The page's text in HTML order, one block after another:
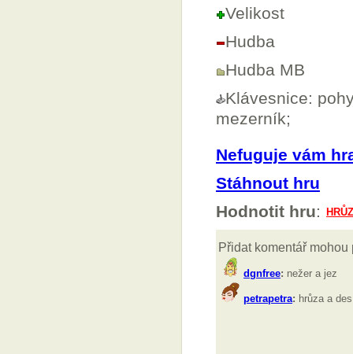
Velikost
Hudba
Hudba MB
Klávesnice:
mezerník;
Nefuguje vám
Stáhnout hru
Hodnotit hru: